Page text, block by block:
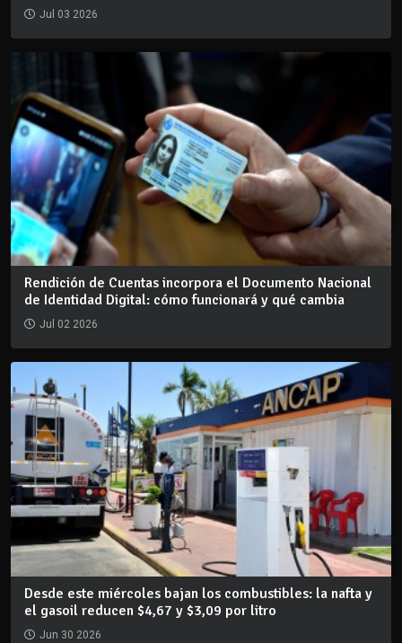
Jul 03 2026
Rendición de Cuentas incorpora el Documento Nacional
de Identidad Digital: cómo funcionará y qué cambia
Jul 02 2026
Desde este miércoles bajan los combustibles: la nafta y
el gasoil reducen $4,67 y $3,09 por litro
Jun 30 2026